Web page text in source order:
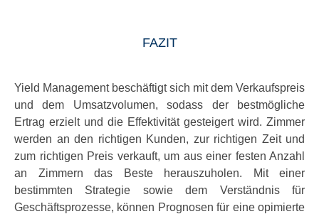
FAZIT
Yield Management beschäftigt sich mit dem Verkaufspreis
und dem Umsatzvolumen, sodass der bestmögliche
Ertrag erzielt und die Effektivität gesteigert wird. Zimmer
werden an den richtigen Kunden, zur richtigen Zeit und
zum richtigen Preis verkauft, um aus einer festen Anzahl
an Zimmern das Beste herauszuholen. Mit einer
bestimmten Strategie sowie dem Verständnis für
Geschäftsprozesse, können Prognosen für eine opimierte